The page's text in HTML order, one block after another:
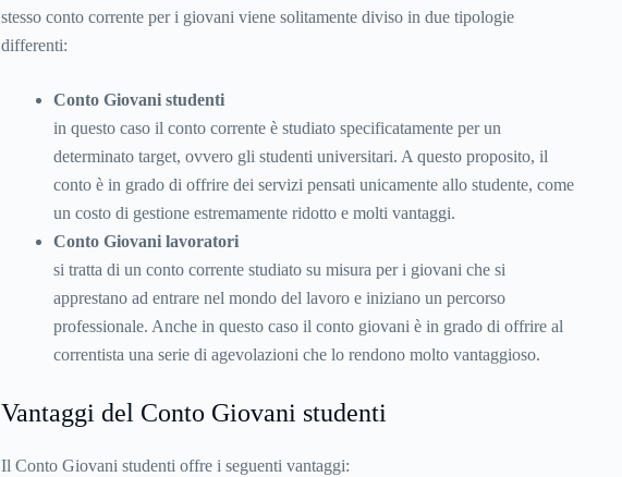
stesso conto corrente per i giovani viene solitamente diviso in due tipologie
differenti:
Conto Giovani studenti
in questo caso il conto correnteè studiato specificatamente per un
determinato target, ovvero gli studenti universitari. A questo proposito, il
conto è in grado di offrire dei servizi pensati unicamente allo studente, come
un costo di gestione estremamente ridotto e molti vantaggi.
Conto Giovani lavoratori
si tratta di un conto corrente studiato su misura per i giovani che si
apprestano ad entrare nel mondo del lavoro e iniziano un percorso
professionale. Anche in questo caso il conto giovani è in grado di offrire al
correntista una serie di agevolazioni che lo rendono molto vantaggioso.
Vantaggi del Conto Giovani studenti
Il Conto Giovani studenti offre i seguenti vantaggi: